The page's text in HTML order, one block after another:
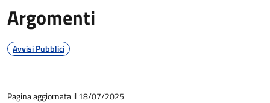
Argomenti
Avvisi Pubblici
Pagina aggiornata il 18/07/2025